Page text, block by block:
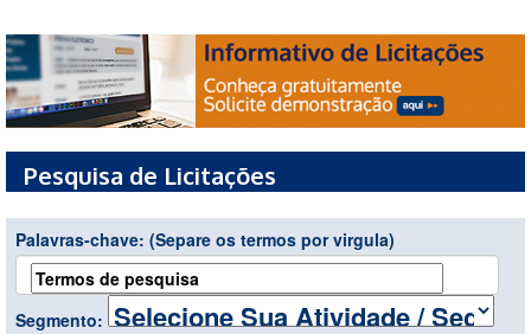
Pesquisa de Licitações
Palavras-chave: (Separe os termos por virgula)
Segmento: